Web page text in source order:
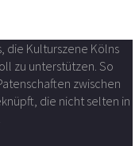
die Kulturszene Kölns
zu unterstützen. So
zwischen
die nicht selten in